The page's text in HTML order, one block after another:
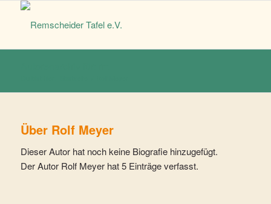
Über Rolf Meyer
Dieser Autor hat noch keine Biografie hinzugefügt.
Der Autor Rolf Meyerhat 5 Einträge verfasst.